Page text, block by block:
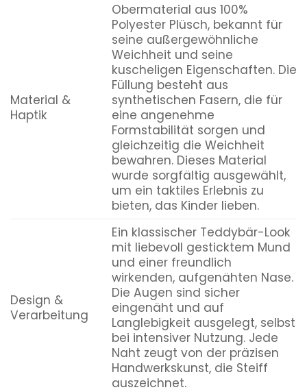
Material &
Haptik
Obermaterial aus 100%
Polyester Plüsch, bekannt für
seine außergewöhnliche
Weichheit und seine
kuscheligen Eigenschaften. Die
Füllung besteht aus
synthetischen Fasern, die für
eine angenehme
Formstabilität sorgen und
gleichzeitig die Weichheit
bewahren. Dieses Material
wurde sorgfältig ausgewählt,
um ein taktiles Erlebnis zu
bieten, das Kinder lieben.
Design &
Verarbeitung
Ein klassischer Teddybär-Look
mit liebevoll gesticktem Mund
und einer freundlich
wirkenden, aufgenähten Nase.
Die Augen sind sicher
eingenäht und auf
Langlebigkeit ausgelegt, selbst
bei intensiver Nutzung. Jede
Naht zeugt von der präzisen
Handwerkskunst, die Steiff
auszeichnet.